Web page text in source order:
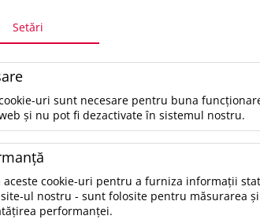
BAMBUS
Lanterna din
27.29 lei/buc
Lanterna reincarcabila din
bambus, cu luminozitate de
mAh. Include cablu de
Setări
uri sunt necesare pentru buna
și nu pot fi dezactivate în sistemul nostru.
aceste cookie-uri pentru a furniza informații
ul nostru - sunt folosite pentru măsurarea și
performanței.